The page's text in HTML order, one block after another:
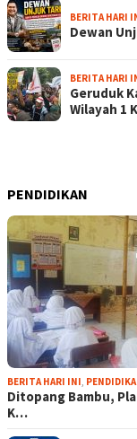
August 17, 2024
AKRS di TMP Dreded
Bentuk
Pahlawan
BERITA HARI
Dewan
BERITA HARI
Geruduk
Wilayah 1
PENDIDIKAN
BERITA HARI INI
Ditopang Bambu,
K…